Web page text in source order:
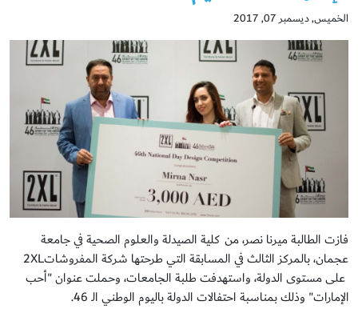
الخميس, ديسمبر 07, 2017
فازت الطالبة ميرنا نصر، من كلية الصيدلة والعلوم الصحية في جامعة
عجمان، بالمركز الثالث في المسابقة التي طرحتها شركة المفروشات2XL
على مستوى الدولة، واستهدفت طلبة الجامعات، وحملت عنوان "أحب
الإمارات" وذلك بمناسبة احتفالات الدولة باليوم الوطني الـ 46.